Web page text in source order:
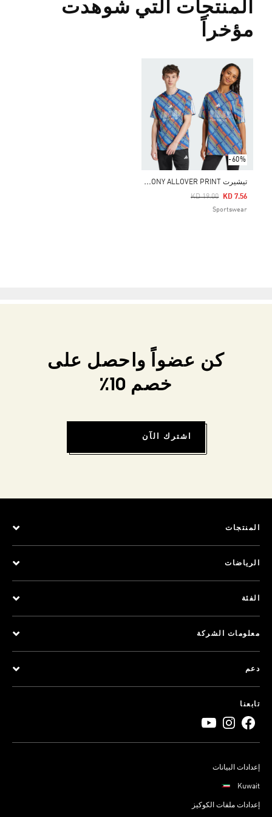
المنتجات التي شوهدت
مؤخراً
-60%
ت
يشيرت EMERGING HARMONY ALLOVER PRINT
Price Reduced From
KD 19.00
To KD 7.56
Sportswear
كن عضواً واحصل على
خصم 10٪
اشترك الآن
المنتجات
الرياضات
الفئة
معلومات الشركة
دعم
تابعنا
إعدادات البيانات
Kuwait
إعدادات ملفات الكوكيز